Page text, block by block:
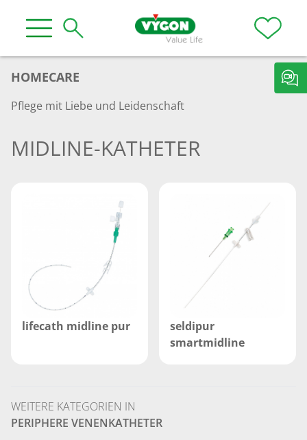
HOMECARE
Pflege mit Liebe und Leidenschaft
MIDLINE-KATHETER
lifecath midline pur
seldipur
smartmidline
WEITERE KATEGORIEN IN
PERIPHERE VENENKATHETER